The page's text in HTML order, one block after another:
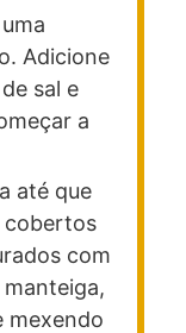
Adicione
sal e
a
até que
cobertos
com
mexendo